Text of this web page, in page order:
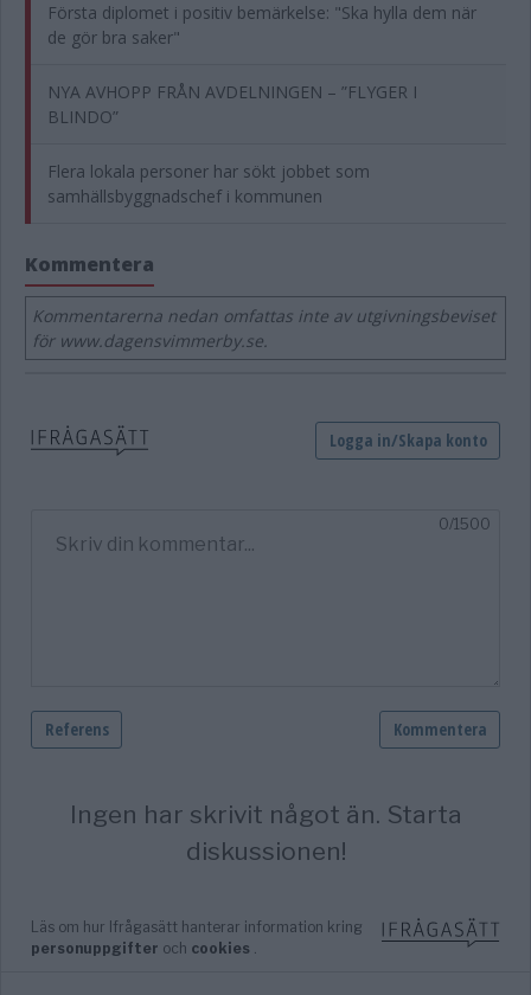
Första diplomet i positiv bemärkelse: "Ska hylla dem när
de gör bra saker"
NYA AVHOPP FRÅN AVDELNINGEN – ”FLYGER I
BLINDO”
Flera lokala personer har sökt jobbet som
samhällsbyggnadschef i kommunen
Kommentera
Kommentarerna nedan omfattas inte av utgivningsbeviset
för www.dagensvimmerby.se.